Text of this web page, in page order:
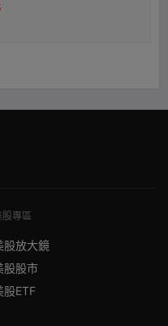
股專區
股放大鏡
股股市
股ETF